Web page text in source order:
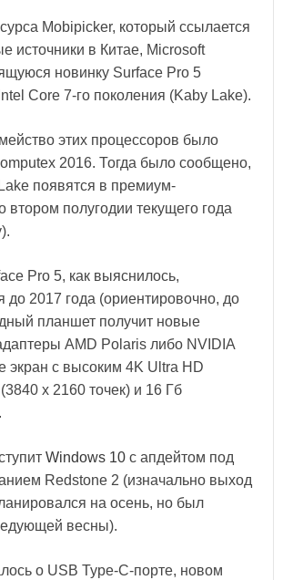
Mobipicker, который ссылается
источники в Китае, Microsoft
новинку Surface Pro 5
Core 7-го поколения (Kaby Lake).
этих процессоров было
2016. Тогда было сообщено,
появятся в премиум-
втором полугодии текущего года
Pro 5, как выяснилось,
до 2017 года (ориентировочно, до
планшет получит новые
AMD Polaris либо NVIDIA
экран с высоким 4K Ultra HD
x 2160 точек) и 16 Гб
Windows 10 с апдейтом под
Redstone 2 (изначально выход
на осень, но был
весны).
о USB Type-C-порте, новом